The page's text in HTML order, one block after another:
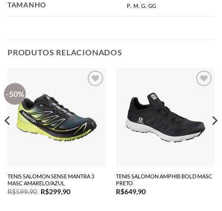
TAMANHO P, M,G,GG
PRODUTOS RELACIONADOS
-50%
TENIS SALOMON SENSE MANTRA 3
MASC AMARELO/AZUL
R$599,90 O
R$299,90O
TENIS SALOMON AMPHIB BOLD MASC
PRETO
R$649,90